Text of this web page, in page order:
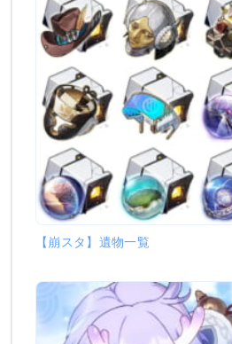
【崩スタ】遺物一覧